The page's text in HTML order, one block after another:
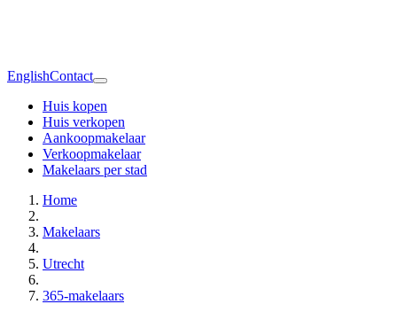
EnglishContact
Huis kopen
Huis verkopen
Aankoopmakelaar
Verkoopmakelaar
Makelaars per stad
Home
Makelaars
Utrecht
365-makelaars